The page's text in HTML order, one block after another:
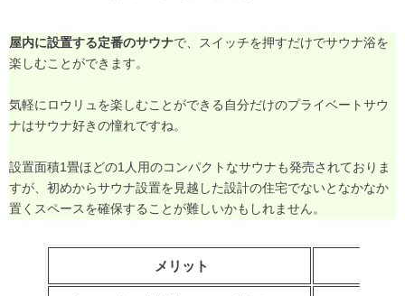
屋内に設置する定番のサウナで、スイッチを押すだけでサウナ浴を
楽しむことができます。
気軽にロウリュを楽しむことができる自分だけのプライベートサウ
ナはサウナ好きの憧れですね。
設置面積1畳ほどの1人用のコンパクトなサウナも発売されておりま
すが、初めからサウナ設置を見越した設計の住宅でないとなかなか
置くスペースを確保することが難しいかもしれません。
メリット